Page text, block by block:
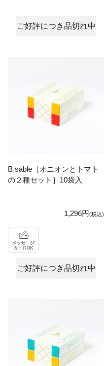
ご好評につき品切れ中
B.sable［オニオンとトマト
の２種セット］10袋入
1,296円(税込)
ご好評につき品切れ中